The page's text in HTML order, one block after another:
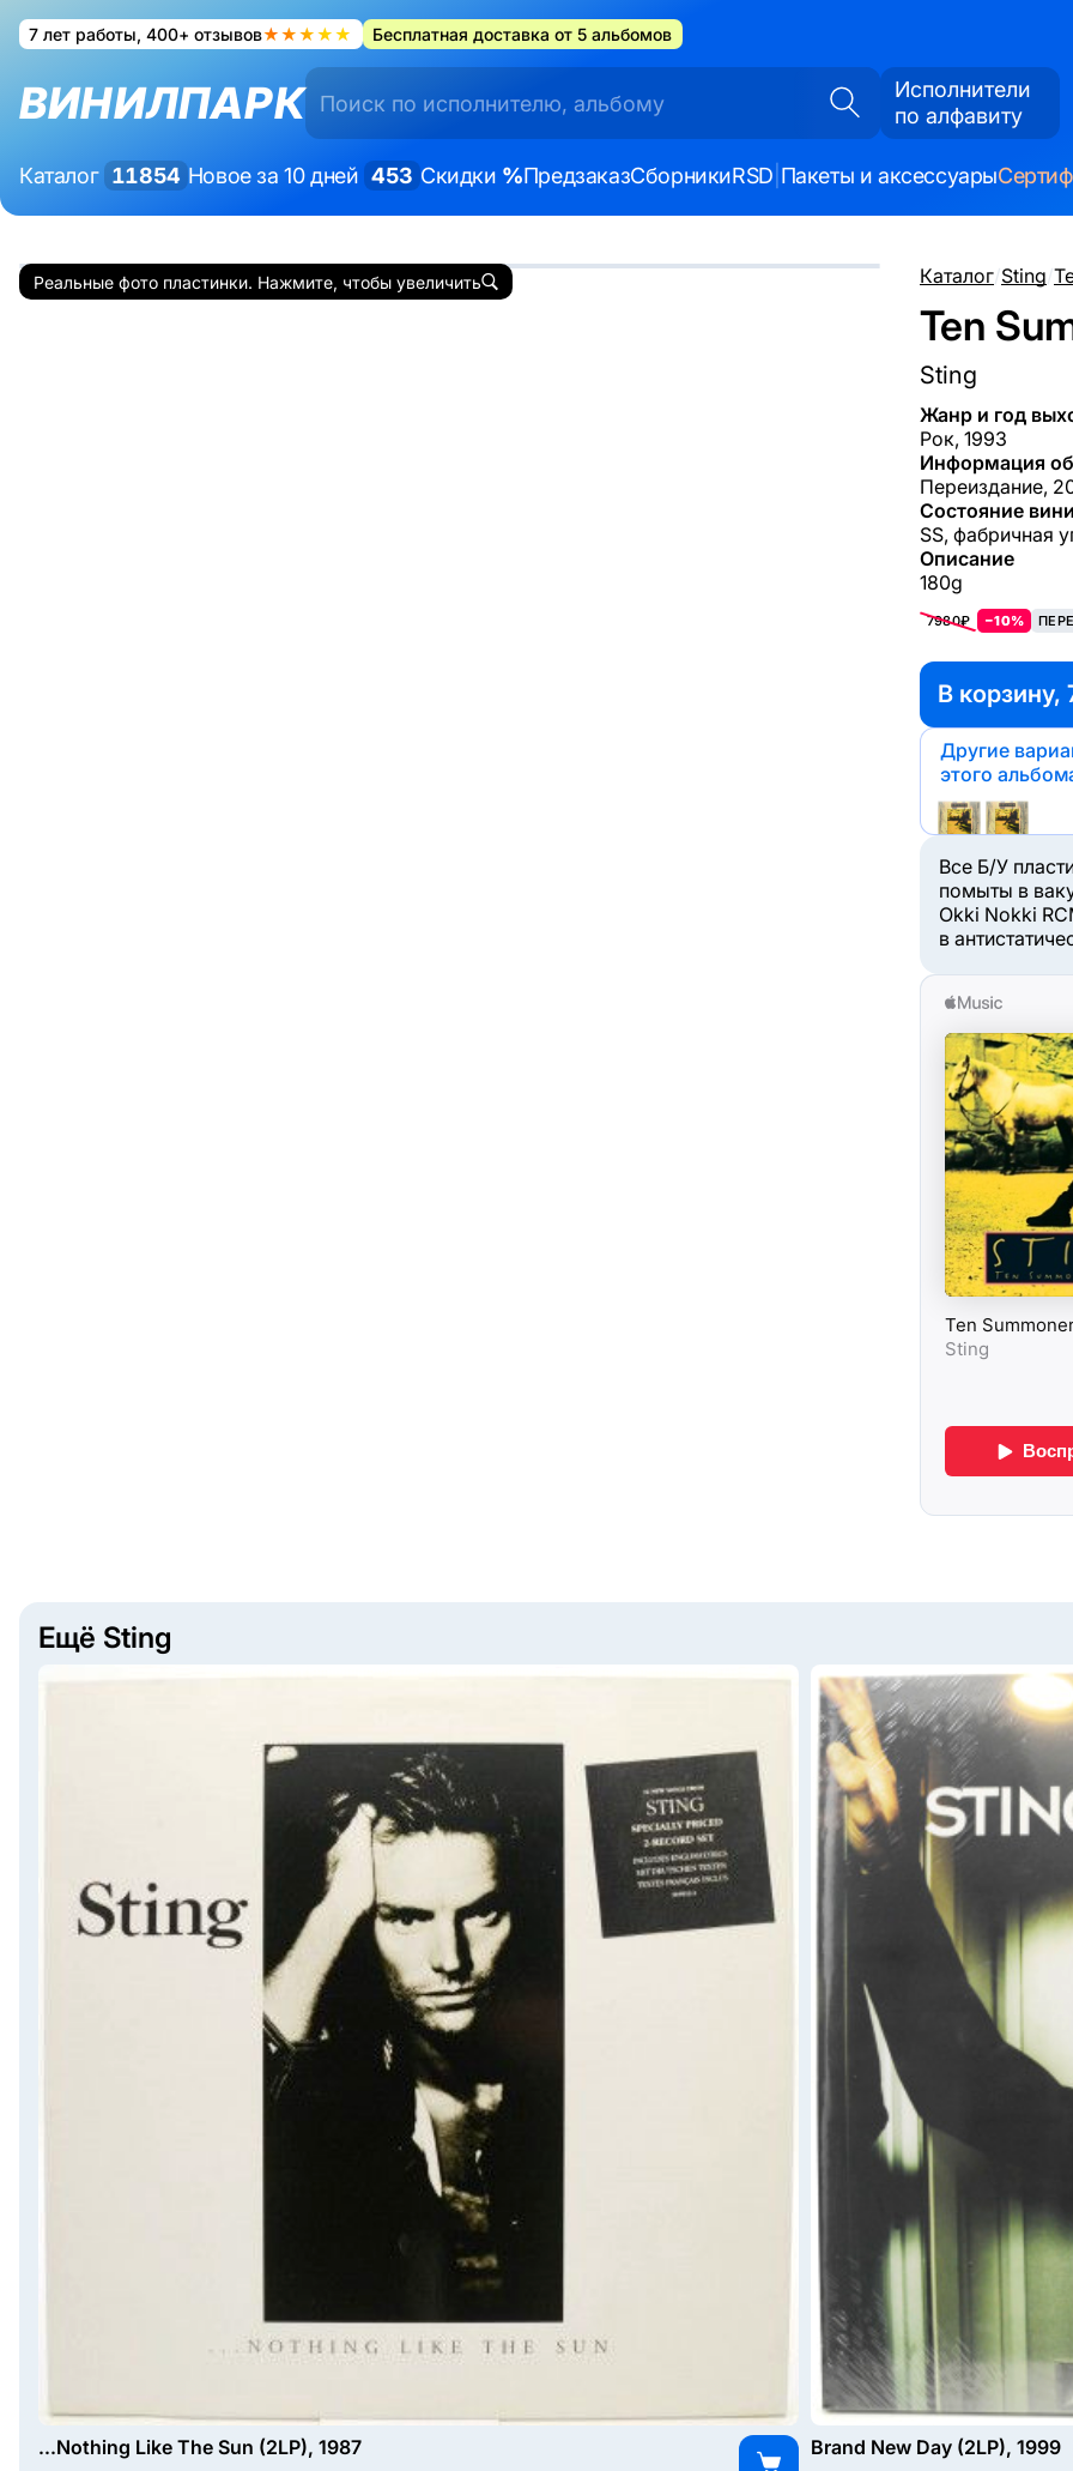
7 лет работы, 400+ отзывов★★★★★ Бесплатная доставка от 5 альбомов
ВИНИЛПАРК
Исполнители
по алфавиту
Каталог 11854 Новое за 10 дней 453 Скидки %ПредзаказСборникиRSD Пакеты и аксессуары
Каталог/Sting/
Ten
Sting
Жанр и год
Рок, 1993
Информация
Переиздание,
Состояние
SS, фабричная
Описание
180g
7980₽ −10%
В корзину,
Другие
этого
Все Б/У
помыты в
Okki Nokki
в
Реальные фото пластинки. Нажмите, чтобы увеличить
Ещё Sting
...Nothing Like The Sun (2LP), 1987 Brand New Day (2LP), 1999